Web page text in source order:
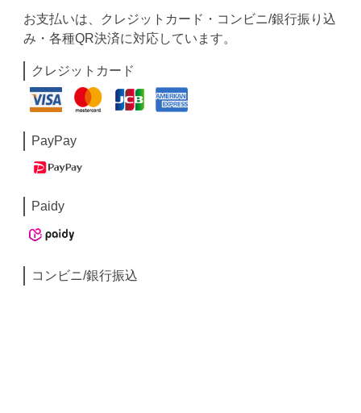
お支払いは、クレジットカード・コンビニ/銀行振り込
み・各種QR決済に対応しています。
クレジットカード
PayPay
Paidy
コンビニ/銀行振込